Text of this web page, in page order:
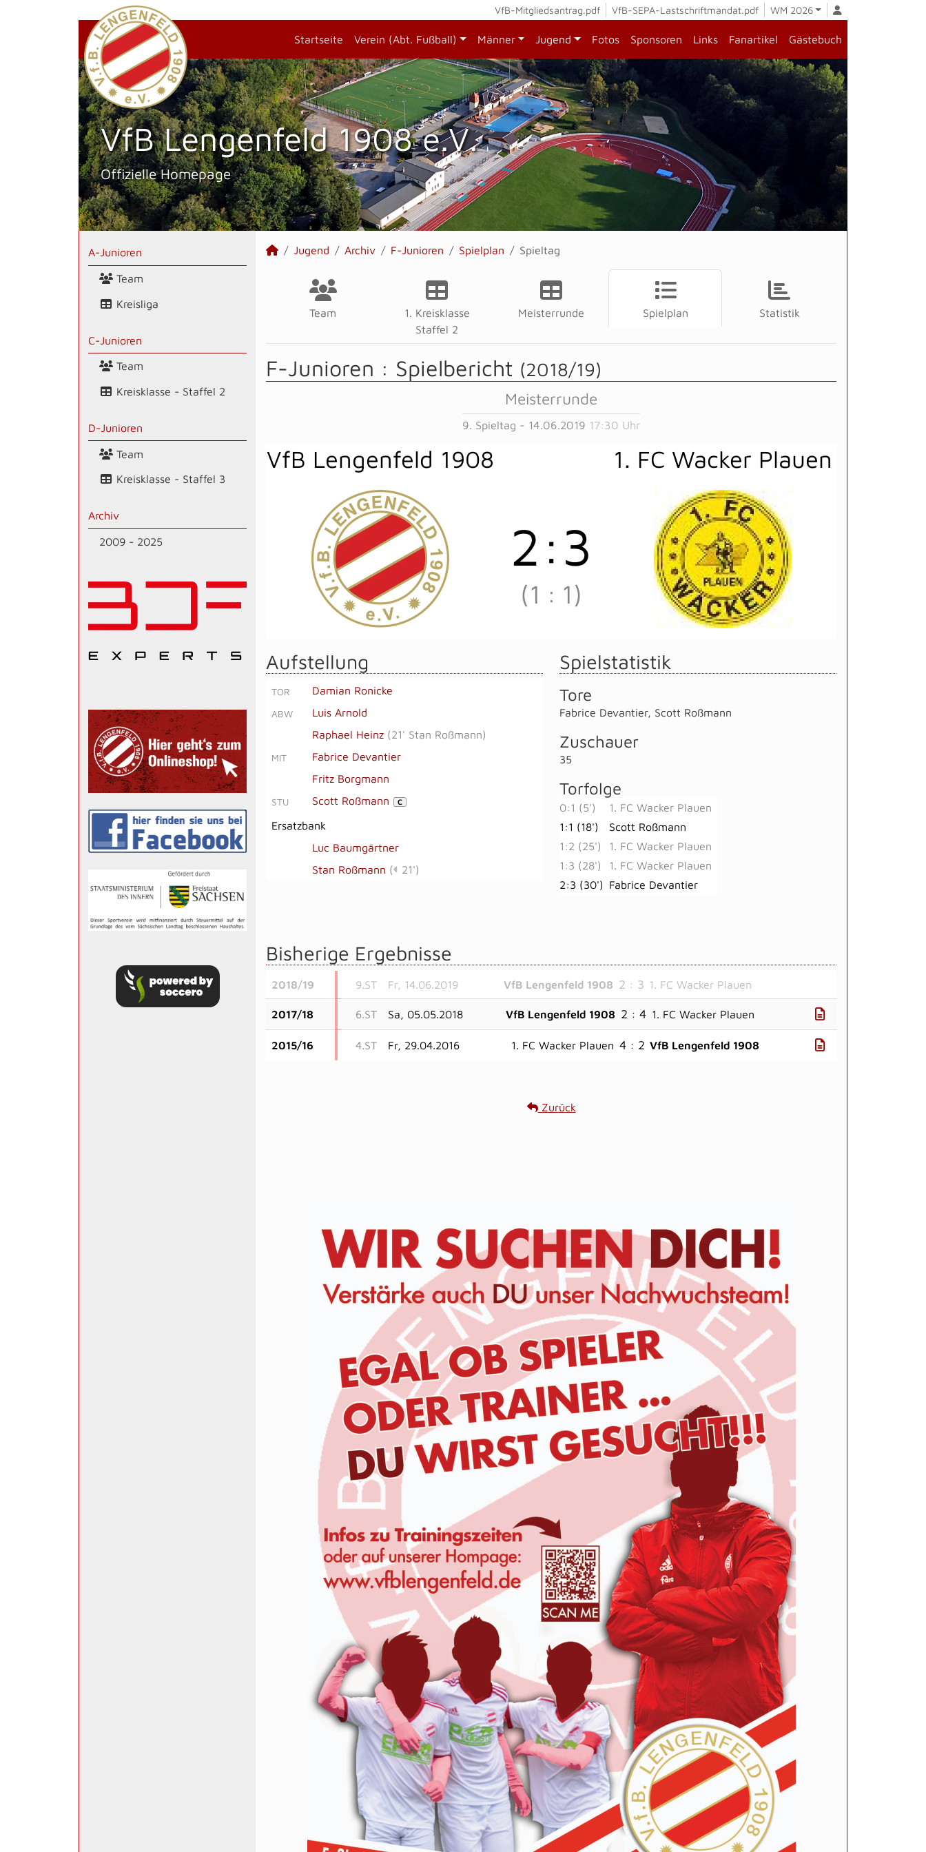
VfB-Mitgliedsantrag.pdf VfB-SEPA-Lastschriftmandat.pdf WM 2026
Startseite Verein (Abt. Fußball) Männer Jugend Fotos Sponsoren Links Fanartikel Gästebuch
VfB Lengenfeld 1908 e.V.
Offizielle Homepage
A-Junioren
Team
Kreisliga
C-Junioren
Team
Kreisklasse - Staffel 2
D-Junioren
Team
Kreisklasse - Staffel 3
Archiv
2009 - 2025
Jugend Archiv F-Junioren Spielplan Spieltag
Team
1. Kreisklasse
Staffel 2
Meisterrunde Spielplan Statistik
F-Junioren : Spielbericht (2018/19)
Meisterrunde
9. Spieltag - 14.06.2019 17:30 Uhr
VfB Lengenfeld 1908 1. FC Wacker Plauen
2 :3
(1 : 1)
Aufstellung
TOR Damian Ronicke
ABW
Luis Arnold
Raphael Heinz (21' Stan Roßmann)
MIT
Fabrice Devantier
Fritz Borgmann
STU Scott Roßmann C
Ersatzbank
Luc Baumgärtner
Stan Roßmann ( 21')
Spielstatistik
Tore
Fabrice Devantier, Scott Roßmann
Zuschauer
35
Torfolge
0:1 (5')
1. FC Wacker Plauen
1:1 (18')
Scott Roßmann
1:2 (25')
1. FC Wacker Plauen
1:3 (28')
1. FC Wacker Plauen
2:3 (30')
Fabrice Devantier
Bisherige Ergebnisse
2018/19 9.ST Fr, 14.06.2019 VfB Lengenfeld 1908 2 : 3 1. FC Wacker Plauen
2017/18 6.ST Sa, 05.05.2018 VfB Lengenfeld 1908 2 : 4 1. FC Wacker Plauen
2015/16 4.ST Fr, 29.04.2016 1. FC Wacker Plauen 4 : 2 VfB Lengenfeld 1908
Zurück